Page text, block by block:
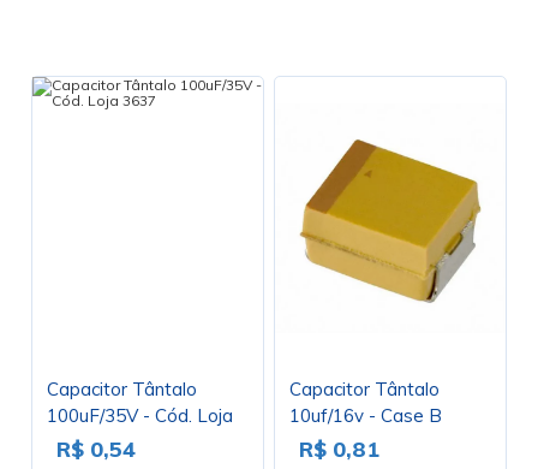
Capacitor Tântalo
100uF/35V - Cód. Loja
3637
R$ 0,54
Capacitor Tântalo
10uf/16v - Case B
R$ 0,81